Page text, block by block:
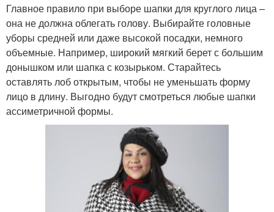
Главное правило при выборе шапки для круглого лица –
она не должна облегать голову. Выбирайте головные
уборы средней или даже высокой посадки, немного
объемные. Например, широкий мягкий берет с большим
донышком или шапка с козырьком. Старайтесь
оставлять лоб открытым, чтобы не уменьшать форму
лицо в длину. Выгодно будут смотреться любые шапки
ассиметричной формы.